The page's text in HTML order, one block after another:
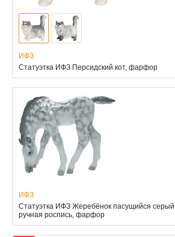
ИФЗ
Статуэтка ИФЗ Персидский кот, фарфор
ИФЗ
Статуэтка ИФЗ Жеребёнок пасущийся серый
ручная роспись, фарфор